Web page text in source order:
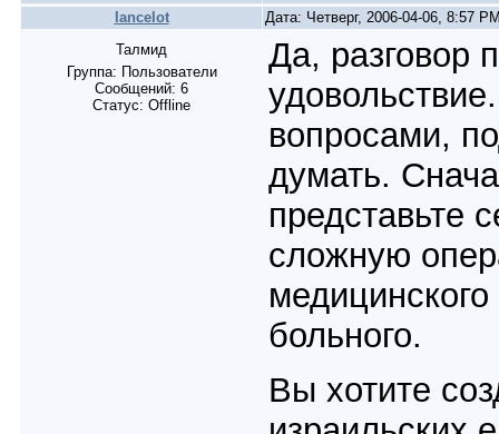
lancelot
Дата: Четверг, 2006-04-06, 8:57
Талмид
Группа: Пользователи
Сообщений: 6
Статус: Offline
Да, разговор
вопросами,
думать.
представьте
сложную
больного.
Вы хотите